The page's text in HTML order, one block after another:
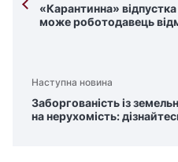
«Карантинна»
може роботодавець
Наступна новина
Заборгованість із
на нерухомість: